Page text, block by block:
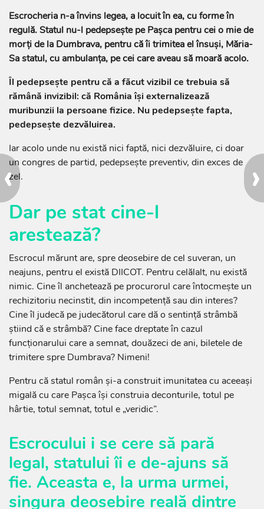
›
‹
Escrocheria n-a învins legea, a locuit în ea, cu forme în
regulă. Statul nu-l pedepsește pe Pașca pentru cei o mie de
morți de la Dumbrava, pentru că îi trimitea el însuși, Măria-
Sa statul, cu ambulanța, pe cei care aveau să moară acolo.
Îl pedepsește pentru că a făcut vizibil ce trebuia să
rămână invizibil: că România își externalizează
muribunzii la persoane fizice. Nu pedepsește fapta,
pedepsește dezvăluirea.
Iar acolo unde nu există nici faptă, nici dezvăluire, ci doar
un congres de partid, pedepsește preventiv, din exces de
zel.
Dar pe stat cine-l
arestează?
Escrocul mărunt are, spre deosebire de cel suveran, un
neajuns, pentru el există DIICOT. Pentru celălalt, nu există
nimic. Cine îl anchetează pe procurorul care întocmește un
rechizitoriu necinstit, din incompetență sau din interes?
Cine îl judecă pe judecătorul care dă o sentință strâmbă
știind că e strâmbă? Cine face dreptate în cazul
funcționarului care a semnat, douăzeci de ani, biletele de
trimitere spre Dumbrava? Nimeni!
Pentru că statul român și-a construit imunitatea cu aceeași
migală cu care Pașca își construia deconturile, totul pe
hârtie, totul semnat, totul e „veridic”.
Escrocului i se cere să pară
legal, statului îi e de-ajuns să
fie. Aceasta e, la urma urmei,
singura deosebire reală dintre